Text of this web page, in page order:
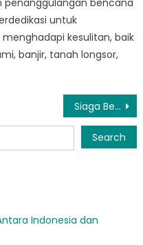
untuk
kesulitan, baik
banjir, tanah longsor,
Siaga Bencana Mukomuko: Informasi Penting Bagi Warga
Search
Indonesia dan